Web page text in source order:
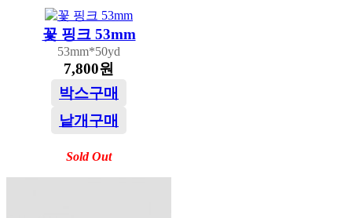
꽃 핑크 53mm
53mm*50yd
7,800원
박스구매
낱개구매
Sold Out